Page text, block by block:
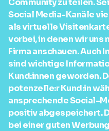
Social Media-Kanäle
als virtuelle
vorbei, in denen wir uns
Firma anschauen. Auch
sind wichtige
Kund:innen geworden.
potenzelle:r Kund:in
ansprechende Social-
positiv abgespeichert.
bei einer guten